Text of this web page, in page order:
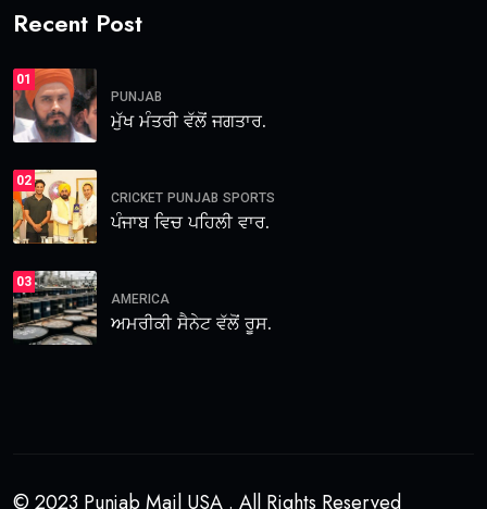
Recent Post
01
PUNJAB
ਮੁੱਖ ਮੰਤਰੀ ਵੱਲੋਂ ਜਗਤਾਰ.
02
CRICKET PUNJAB SPORTS
ਪੰਜਾਬ ਵਿਚ ਪਹਿਲੀ ਵਾਰ.
03
AMERICA
ਅਮਰੀਕੀ ਸੈਨੇਟ ਵੱਲੋਂ ਰੂਸ.
© 2023 Punjab Mail USA . All Rights Reserved